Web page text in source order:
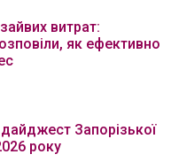
витрат:
як ефективно
Запорізької
року